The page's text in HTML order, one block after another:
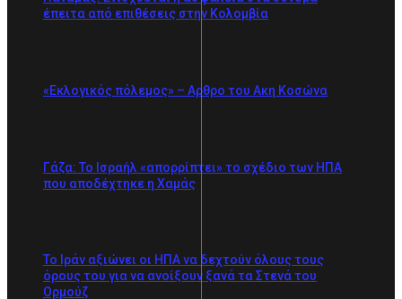
έπειτα από επιθέσεις στην Κολομβία
«Εκλογικός πόλεμος» – Αρθρο του Ακη Κοσώνα
Γάζα: Το Ισραήλ «απορρίπτει» το σχέδιο των ΗΠΑ
που αποδέχτηκε η Χαμάς
Το Ιράν αξιώνει οι ΗΠΑ να δεχτούν όλους τους
όρους του για να ανοίξουν ξανά τα Στενά του
Ορμούζ